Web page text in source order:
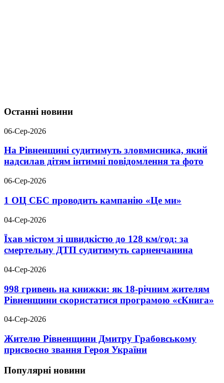
Останні новини
06-Сер-2026
На Рівненщині судитимуть зловмисника, який
надсилав дітям інтимні повідомлення та фото
06-Сер-2026
1 ОЦ СБС проводить кампанію «Це ми»
04-Сер-2026
Їхав містом зі швидкістю до 128 км/год: за
смертельну ДТП судитимуть сарненчанина
04-Сер-2026
998 гривень на книжки: як 18-річним жителям
Рівненщини скористатися програмою «єКнига»
04-Сер-2026
Жителю Рівненщини Дмитру Грабовському
присвоєно звання Героя України
Популярні новини